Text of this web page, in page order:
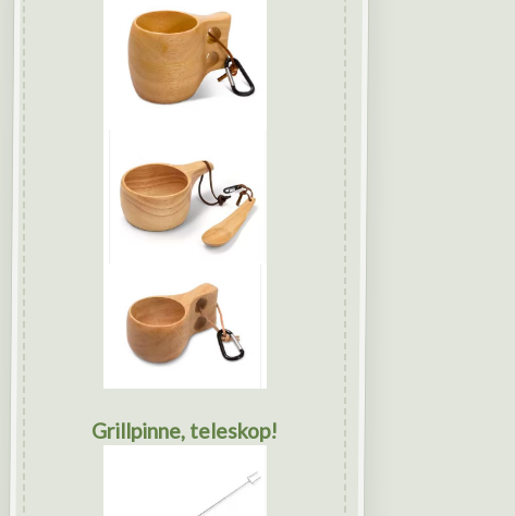
Grillpinne, teleskop!